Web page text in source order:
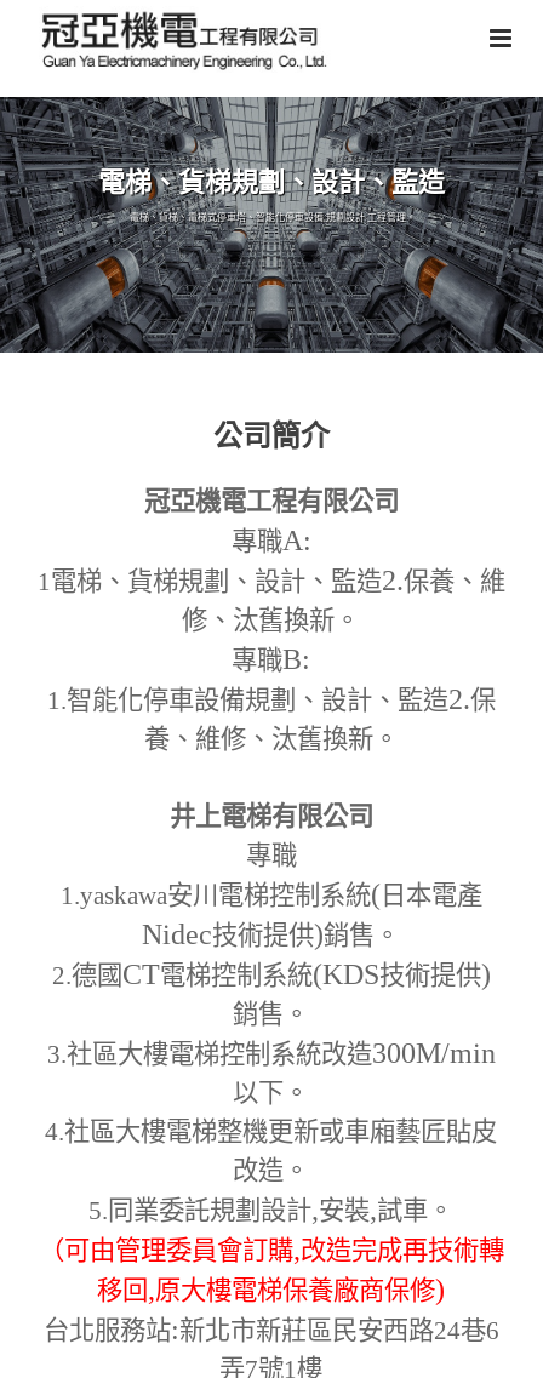
電梯、貨梯規劃、設計、監造
電梯、貨梯、電梯式停車塔、智能化停車設備,規劃設計,工程管理。
公司簡介
冠亞機電工程有限公司
專職A:
1電梯、貨梯規劃、設計、監造2.保養、維
修、汰舊換新。
專職B:
1.智能化停車設備規劃、設計、監造2.保
養、維修、汰舊換新。
井上電梯有限公司
專職
1.yaskawa安川電梯控制系統( 日本電產
Nidec技術提供)銷售。
2.德國 CT電梯控制系統(KDS技術提供)
銷售。
3.社區大樓電梯控制系統改造300M/min
以下。
4.社區大樓電梯整機更新或車廂藝匠貼皮
改造。
5. 同業委託規劃設計,安裝,試車。
（可由管理委員會訂購,改造完成再技術轉
移回,原大樓電梯保養廠商保修)
台北服務站:新北市新莊區民安西路24巷6
弄7號1樓